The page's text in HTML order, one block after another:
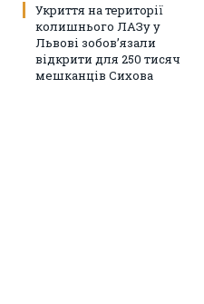
Укриття на території
колишнього ЛАЗу у
Львові зобов’язали
відкрити для 250 тисяч
мешканців Сихова